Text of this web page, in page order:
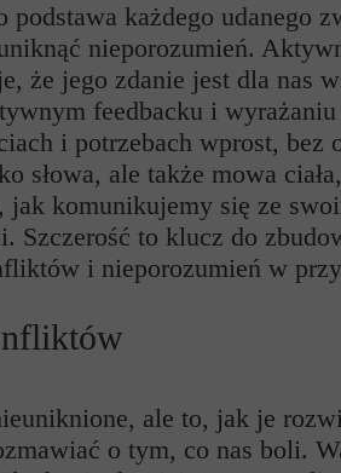
podstawa każdego udanego
nieporozumień.
że jego zdanie jest dla nas
feedbacku i
i potrzebach wprost, bez
słowa, ale także mowa
jak komunikujemy się ze
Szczerość to klucz do
i nieporozumień w
ale to, jak je
o tym, co nas boli.